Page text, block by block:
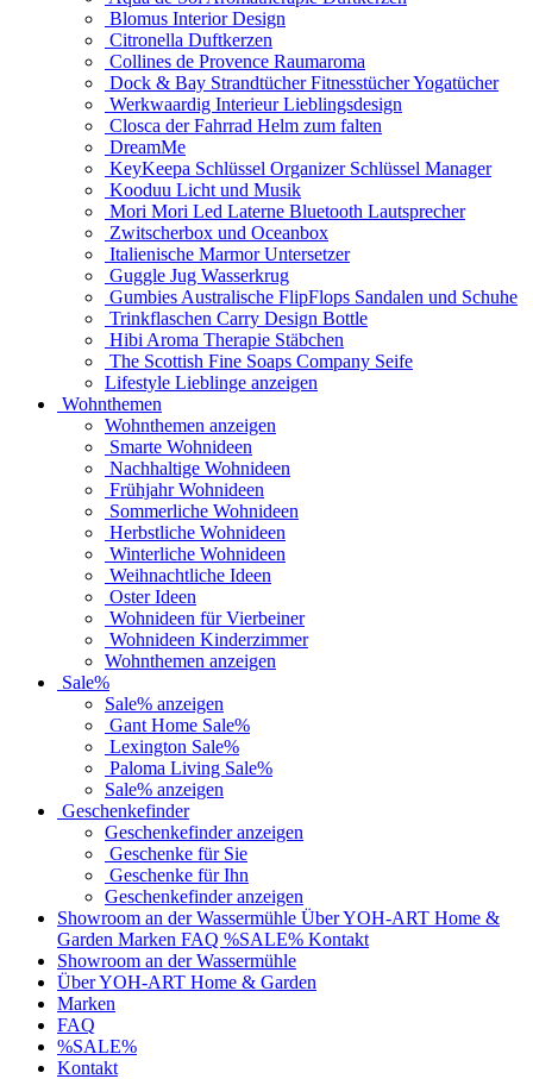
Blomus Interior Design
Citronella Duftkerzen
Collines de Provence Raumaroma
Dock & Bay Strandtücher Fitnesstücher Yogatücher
Werkwaardig Interieur Lieblingsdesign
Closca der Fahrrad Helm zum falten
DreamMe
KeyKeepa Schlüssel Organizer Schlüssel Manager
Kooduu Licht und Musik
Mori Mori Led Laterne Bluetooth Lautsprecher
Zwitscherbox und Oceanbox
Italienische Marmor Untersetzer
Guggle Jug Wasserkrug
Gumbies Australische FlipFlops Sandalen und Schuhe
Trinkflaschen Carry Design Bottle
Hibi Aroma Therapie Stäbchen
The Scottish Fine Soaps Company Seife
Lifestyle Lieblinge anzeigen
Wohnthemen
Wohnthemen anzeigen
Smarte Wohnideen
Nachhaltige Wohnideen
Frühjahr Wohnideen
Sommerliche Wohnideen
Herbstliche Wohnideen
Winterliche Wohnideen
Weihnachtliche Ideen
Oster Ideen
Wohnideen für Vierbeiner
Wohnideen Kinderzimmer
Wohnthemen anzeigen
Sale%
Sale% anzeigen
Gant Home Sale%
Lexington Sale%
Paloma Living Sale%
Sale% anzeigen
Geschenkefinder
Geschenkefinder anzeigen
Geschenke für Sie
Geschenke für Ihn
Geschenkefinder anzeigen
Showroom an der Wassermühle Über YOH-ART Home &
Garden Marken FAQ %SALE% Kontakt
Showroom an der Wassermühle
Über YOH-ART Home & Garden
Marken
FAQ
%SALE%
Kontakt